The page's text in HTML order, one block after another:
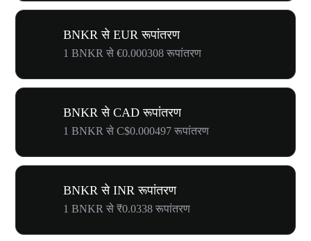
BNKR से EUR रूपांतरण
1 BNKR से €0.000308 रूपांतरण
BNKR से CAD रूपांतरण
1 BNKR से C$0.000497 रूपांतरण
BNKR से INR रूपांतरण
1 BNKR से ₹0.0338 रूपांतरण